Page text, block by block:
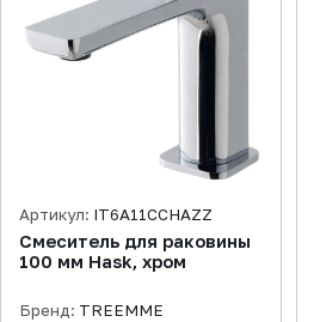
Артикул: IT6A11CCHAZZ
Смеситель для раковины
100 мм Hask, хром
Бренд: TREEMME